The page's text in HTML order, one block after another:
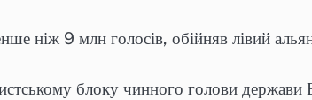
ніж 9 млн голосів, обійняв лівий
блоку чинного голови